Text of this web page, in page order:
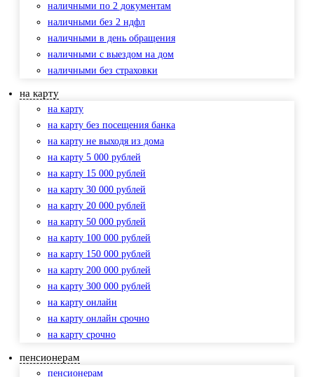
наличными по 2 документам
наличными без 2 ндфл
наличными в день обращения
наличными с выездом на дом
наличными без страховки
на карту
на карту
на карту без посещения банка
на карту не выходя из дома
на карту 5 000 рублей
на карту 15 000 рублей
на карту 30 000 рублей
на карту 20 000 рублей
на карту 50 000 рублей
на карту 100 000 рублей
на карту 150 000 рублей
на карту 200 000 рублей
на карту 300 000 рублей
на карту онлайн
на карту онлайн срочно
на карту срочно
пенсионерам
пенсионерам